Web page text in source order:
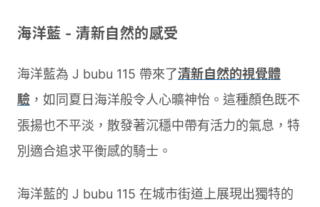
海洋藍 - 清新自然的感受
海洋藍為 J bubu 115 帶來了清新自然的視覺體
驗 ，如同夏日海洋般令人心曠神怡。這種顏色既不
張揚也不平淡，散發著沉穩中帶有活力的氣息，特
別適合追求平衡感的騎士。
海洋藍的 J bubu 115 在城市街道上展現出獨特的